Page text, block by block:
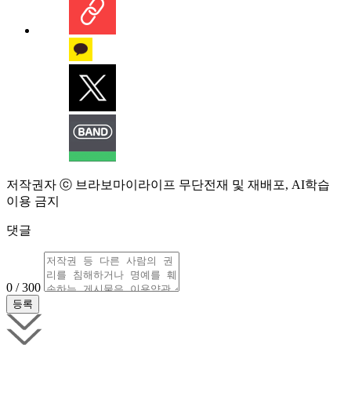
저작권자 ⓒ 브라보마이라이프 무단전재 및 재배포, AI학습
이용 금지
댓글
0 / 300